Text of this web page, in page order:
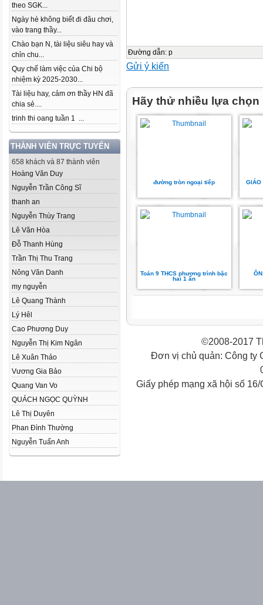
theo SGK...
Ngày hè không biết đi đâu chơi,
vào trang thầy...
Chào bạn N, tài liệu siêu hay và
chỉn chu...
Quy chế làm việc của Chi bộ
nhiệm kỳ 2025-2030...
Tài liệu hay, cảm ơn thầy HN đã
chia sẻ....
trinh thi oang tuần 1 ...
THÀNH VIÊN TRỰC TUYẾN
658 khách và 87 thành viên
Hoàng Văn Duy
Nguyễn Trần Công Sĩ
thanh an
Nguyễn Thùy Trang
Lê Văn Hòa
Đỗ Thanh Hùng
Trần Thị Thu Trang
Nông Văn Danh
my nguyễn
Lê Quang Thành
Lý Hêl
Cao Phương Duy
Nguyễn Thị Kim Ngân
Lê Xuân Thảo
Vương Gia Bảo
Quang Van Vo
QUÁCH NGỌC QUỲNH
Lê Thị Duyên
Phan Đình Thường
Nguyễn Tuấn Anh
Đường dẫn: p
Gửi ý kiến
Hãy thử nhiều lựa chọn
đường tròn ngoại tiếp GIÁO
Toán 9 THCS phương trình bậc
hai 1 ẩn
©2008-2017
Đơn vị chủ quản: Công ty
Giấy phép mạng xã hội số